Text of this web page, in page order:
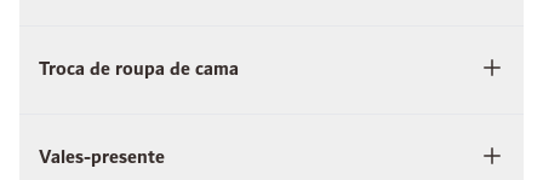
Troca de roupa de cama
Vales-presente